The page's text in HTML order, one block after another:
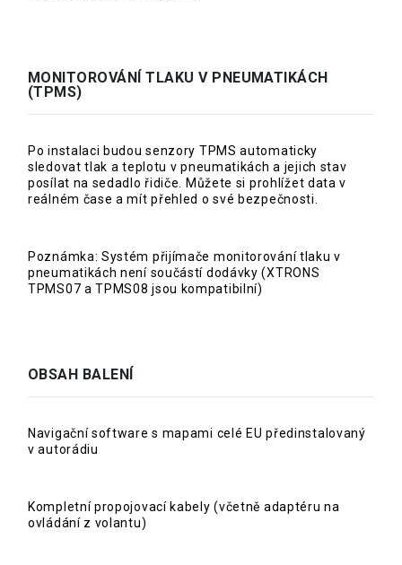
MONITOROVÁNÍ TLAKU V PNEUMATIKÁCH
(TPMS)
Po instalaci budou senzory TPMS automaticky
sledovat tlak a teplotu v pneumatikách a jejich stav
posílat na sedadlo řidiče. Můžete si prohlížet data v
reálném čase a mít přehled o své bezpečnosti.
Poznámka: Systém přijímače monitorování tlaku v
pneumatikách není součástí dodávky (XTRONS
TPMS07 a TPMS08 jsou kompatibilní)
OBSAH BALENÍ
Navigační software s mapami celé EU předinstalovaný
v autorádiu
Kompletní propojovací kabely (včetně adaptéru na
ovládání z volantu)